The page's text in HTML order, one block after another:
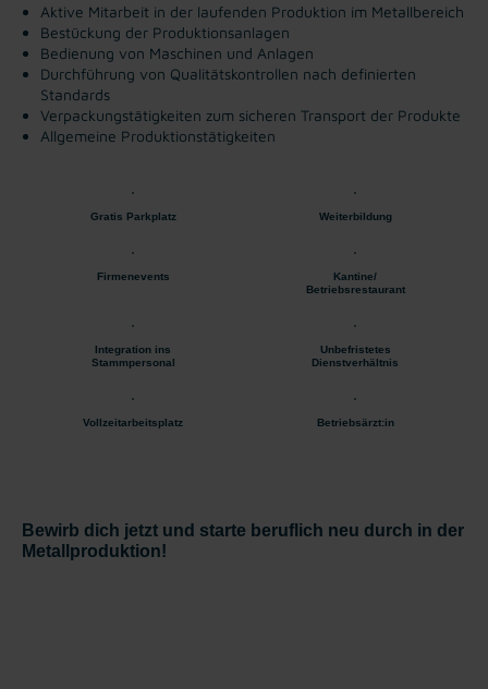
Aktive Mitarbeit in der laufenden Produktion im Metallbereich
Bestückung der Produktionsanlagen
Bedienung von Maschinen und Anlagen
Durchführung von Qualitätskontrollen nach definierten
Standards
Verpackungstätigkeiten zum sicheren Transport der Produkte
Allgemeine Produktionstätigkeiten
Gratis Parkplatz Weiterbildung
Firmenevents
Kantine/
Betriebsrestaurant
Integration ins
Stammpersonal
Unbefristetes
Dienstverhältnis
Vollzeitarbeitsplatz Betriebsärzt:in
Bewirb dich jetzt und starte beruflich neu durch in der
Metallproduktion!